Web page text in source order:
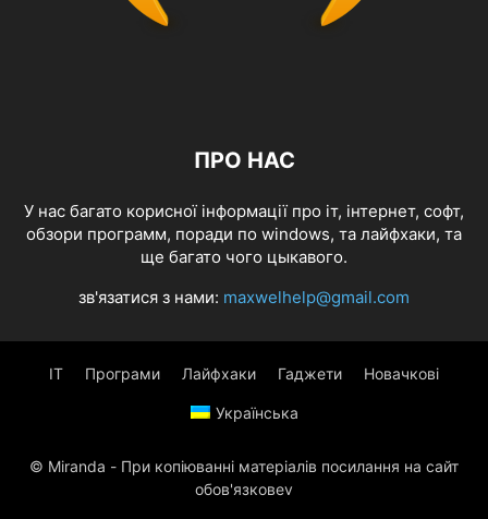
ПРО НАС
У нас багато корисної інформації про іт, інтернет, софт,
обзори программ, поради по windows, та лайфхаки, та
ще багато чого цыкавого.
зв'язатися з нами: maxwelhelp@gmail.com
IT Програми Лайфхаки Гаджети Новачкові
Українська
© Miranda - При копіюванні матеріалів посилання на сайт
обов'язковеv